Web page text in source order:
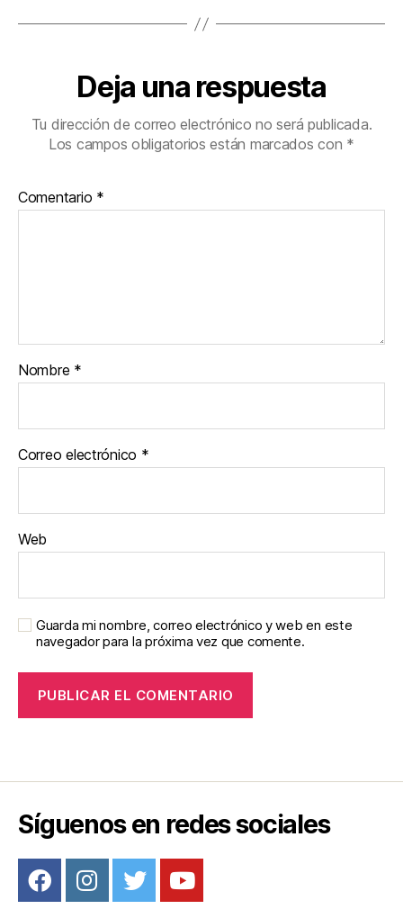
Deja una respuesta
Tu dirección de correo electrónico no será publicada.
Los campos obligatorios están marcados con *
Comentario *
Nombre *
Correo electrónico *
Web
Guarda mi nombre, correo electrónico y web en este
navegador para la próxima vez que comente.
Síguenos en redes sociales